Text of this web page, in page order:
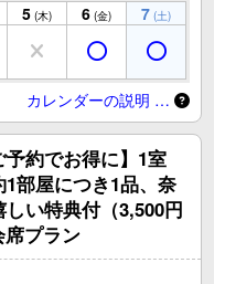
5 (木) 6 (金) 7 (土)
カレンダーの説明 …
予約でお得に】1室
部屋につき1品、奈
い特典付（3,500円
プラン